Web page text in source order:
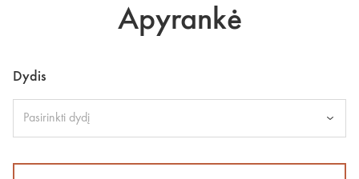
Apyrankė
Dydis
Pasirinkti dydį